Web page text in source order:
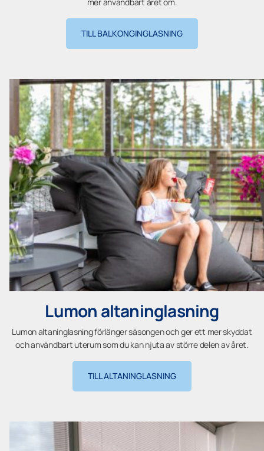
TILL BALKONGINGLASNING
Lumon altaninglasning
Lumon altaninglasning förlänger säsongen och ger ett mer skyddat
och användbart uterum som du kan njuta av större delen av året.
TILL ALTANINGLASNING